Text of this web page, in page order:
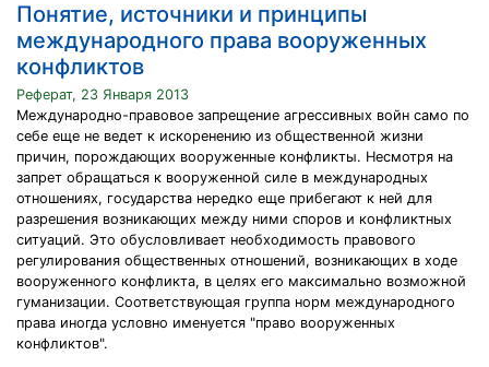
Понятие, источники и принципы
международного права вооруженных
конфликтов
Реферат, 23 Января 2013
Международно-правовое запрещение агрессивных войн само по
себе еще не ведет к искоренению из общественной жизни
причин, порождающих вооруженные конфликты. Несмотря на
запрет обращаться к вооруженной силе в международных
отношениях, государства нередко еще прибегают к ней для
разрешения возникающих между ними споров и конфликтных
ситуаций. Это обусловливает необходимость правового
регулирования общественных отношений, возникающих в ходе
вооруженного конфликта, в целях его максимально возможной
гуманизации. Соответствующая группа норм международного
права иногда условно именуется "право вооруженных
конфликтов".